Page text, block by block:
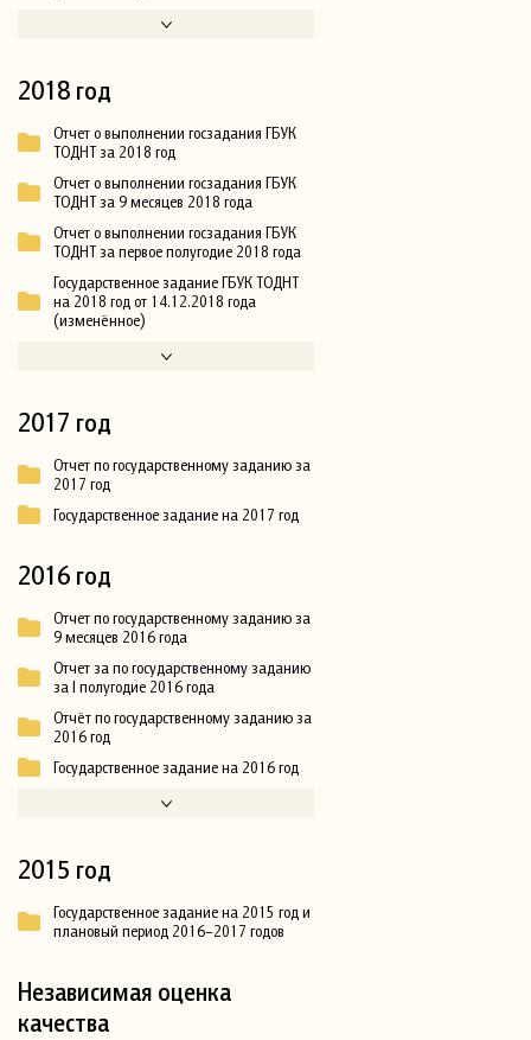
2018 год
Отчет о выполнении госзадания ГБУК
ТОДНТ за 2018 год
Отчет о выполнении госзадания ГБУК
ТОДНТ за 9 месяцев 2018 года
Отчет о выполнении госзадания ГБУК
ТОДНТ за первое полугодие 2018 года
Государственное задание ГБУК ТОДНТ
на 2018 год от 14.12.2018 года
(изменённое)
2017 год
Отчет по государственному заданию за
2017 год
Государственное задание на 2017 год
2016 год
Отчет по государственному заданию за
9 месяцев 2016 года
Отчет за по государственному заданию
за I полугодие 2016 года
Отчёт по государственному заданию за
2016 год
Государственное задание на 2016 год
2015 год
Государственное задание на 2015 год и
плановый период 2016–2017 годов
Независимая оценка
качества